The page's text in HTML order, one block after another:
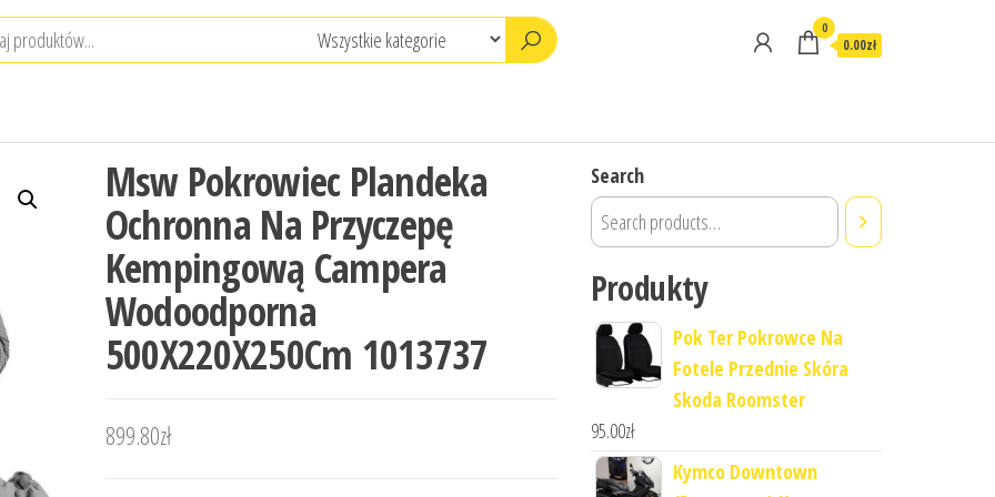
0
0.00zł
Msw Pokrowiec Plandeka
Ochronna Na Przyczepę
Kempingową Campera
Wodoodporna
500X220X250Cm 1013737
899.80zł
Search
Produkty
Pok Ter Pokrowce Na
Fotele Przednie Skóra
Skoda Roomster
95.00zł
Kymco Downtown